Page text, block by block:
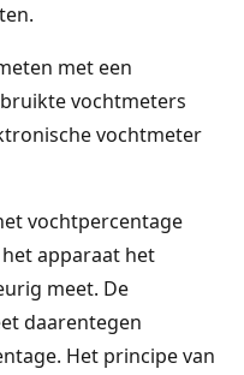
met een
vochtmeters
vochtmeter
vochtpercentage
apparaat het
meet. De
daarentegen
Het principe van